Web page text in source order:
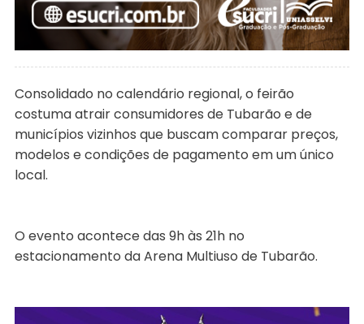
Consolidado no calendário regional, o feirão
costuma atrair consumidores de Tubarão e de
municípios vizinhos que buscam comparar preços,
modelos e condições de pagamento em um único
local.
O evento acontece das 9h às 21h no
estacionamento da Arena Multiuso de Tubarão.